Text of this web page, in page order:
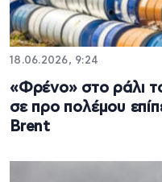
18.06.2026, 9:24
«Φρένο» στο ράλι
σε προ πολέμου
Brent